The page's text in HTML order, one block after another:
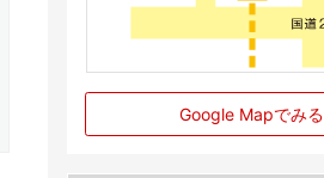
Google Mapでみる